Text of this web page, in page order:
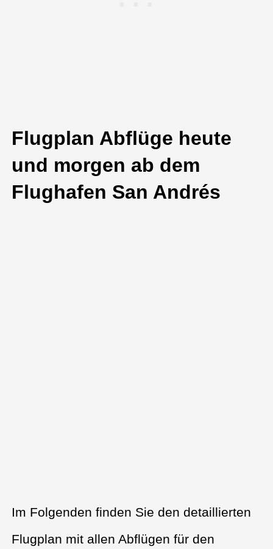
Flugplan Abflüge heute
und morgen ab dem
Flughafen San Andrés
Im Folgenden finden Sie den detaillierten
Flugplan mit allen Abflügen für den